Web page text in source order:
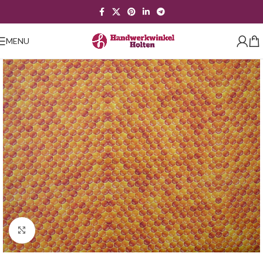
MENU
Klik om te vergroten